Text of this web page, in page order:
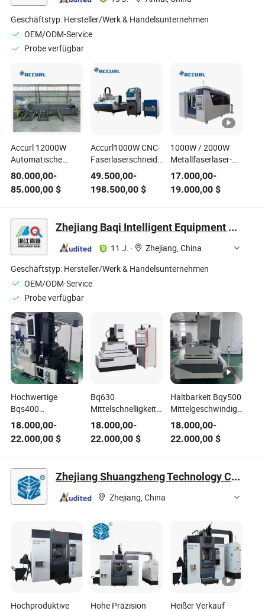
Rohr, Rohr, Fasen
Geschäftstyp: Hersteller/Werk & Handelsunternehmen
OEM/ODM-Service
Probe verfügbar
Accurl 12000W
Automatische
Laser-Rohr-Metall-
Rohr-Laser-
Schneidemaschine
80.000,00-
85.000,00 $
Accurl1000W CNC-
Faserlaserschneidemaschine
mit Ipg 1kw für
Blechschneider
49.500,00-
198.500,00$
1000W / 2000W
Metallfaserlaser-
Schneidmaschine
für Stahl
17.000,00-
19.000,00$
Zhejiang Baqi Intelligent Equipment Co., Ltd.
11 J. ·
Zhejiang, China
Geschäftstyp: Hersteller/Werk & Handelsunternehmen
OEM/ODM-Service
Probe verfügbar
Hochwertige
Bqs400
Mittelgeschwindigkeits-
Drahtschneidemaschine
für industrielle
Anwendungen
18.000,00-
22.000,00 $
Bq630
Mittelschnelligkeits-
Draht-EDM-
Schneidemaschine
für die
Metallbearbeitung
18.000,00-
22.000,00$
Haltbarkeit Bqy500
Mittelgeschwindigkeits-
Draht-
für die
Metallbearbeitung
18.000,00-
22.000,00$
Zhejiang Shuangzheng Technology Co., Ltd.
Zhejiang, China
Hochproduktive Hohe Präzision Heißer Verkauf